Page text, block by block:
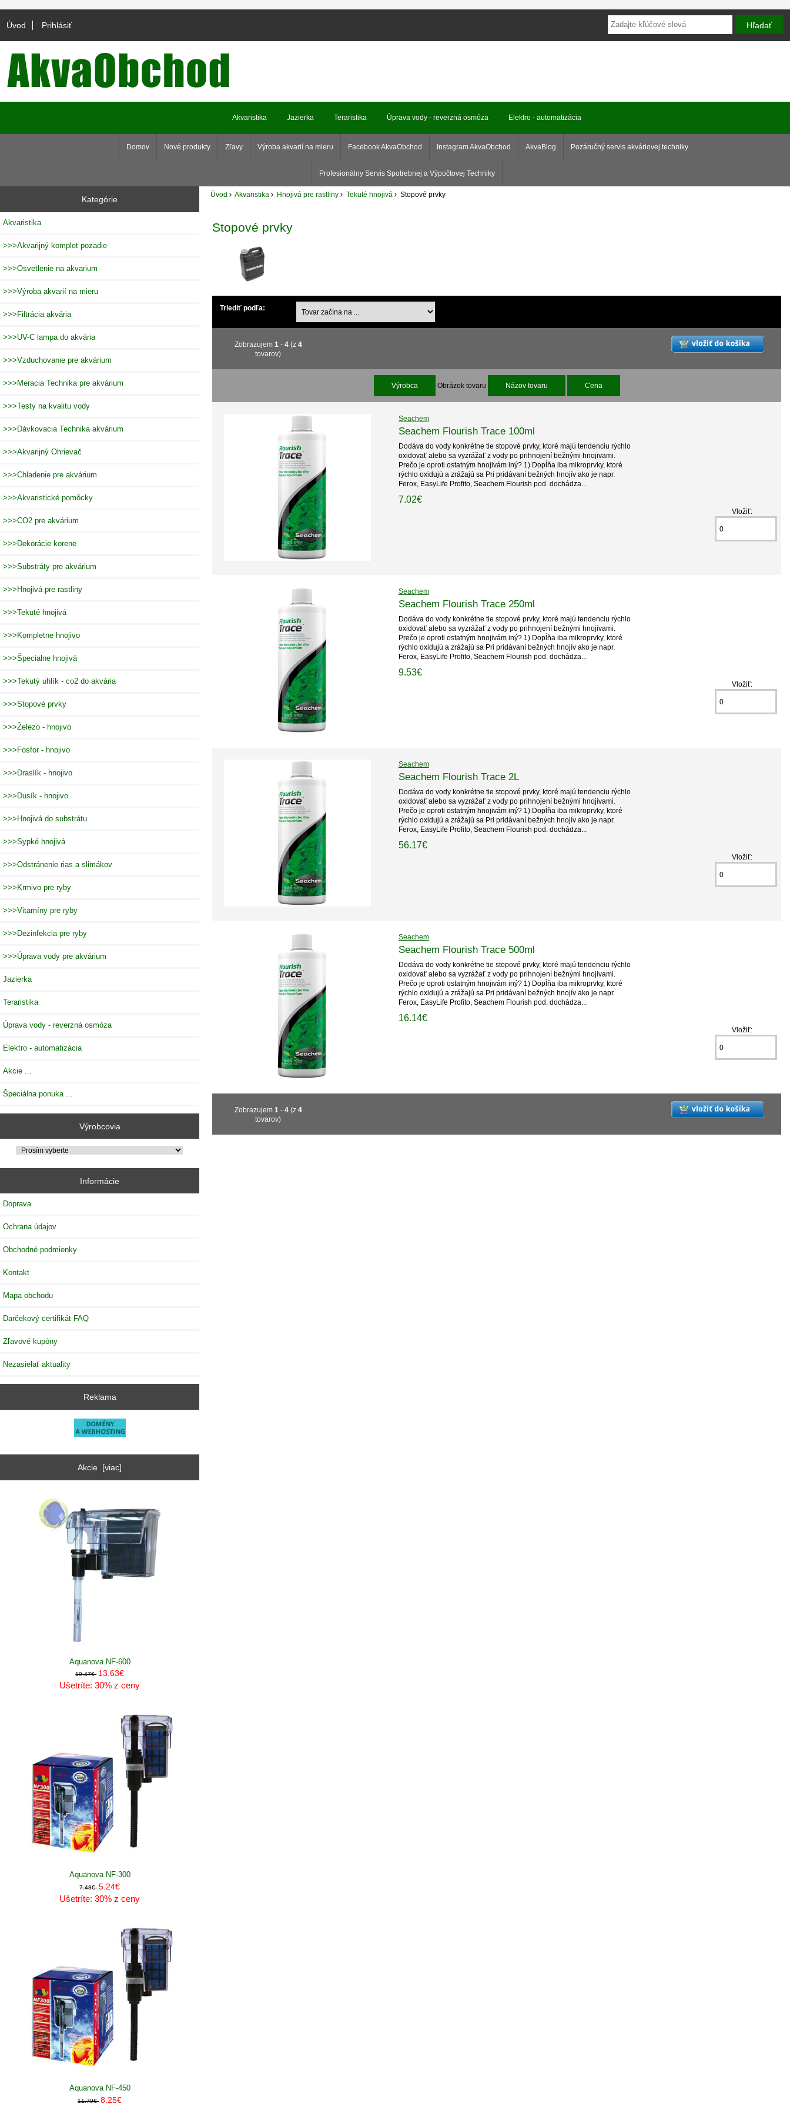
Úvod Prihlásiť
Akvaristika Jazierka Teraristika Úprava vody - reverzná osmóza Elektro - automatizácia
Domov Nové produkty Zľavy Výroba akvarií na mieru Facebook AkvaObchod Instagram AkvaObchod AkvaBlog Pozáručný servis akváriovej techniky
Profesionálny Servis Spotrebnej a Výpočtovej Techniky
Kategórie
Akvaristika
>>>Akvarijný komplet pozadie
>>>Osvetlenie na akvarium
>>>Výroba akvarií na mieru
>>>Filtrácia akvária
>>>UV-C lampa do akvária
>>>Vzduchovanie pre akvárium
>>>Meracia Technika pre akvárium
>>>Testy na kvalitu vody
>>>Dávkovacia Technika akvárium
>>>Akvarijný Ohrievač
>>>Chladenie pre akvárium
>>>Akvaristické pomôcky
>>>CO2 pre akvárium
>>>Dekorácie korene
>>>Substráty pre akvárium
>>>Hnojivá pre rastliny
>>>Tekuté hnojivá
>>>Kompletne hnojivo
>>>Špecialne hnojivá
>>>Tekutý uhlík - co2 do akvária
>>>Stopové prvky
>>>Železo - hnojivo
>>>Fosfor - hnojivo
>>>Draslík - hnojivo
>>>Dusík - hnojivo
>>>Hnojivá do substrátu
>>>Sypké hnojivá
>>>Odstránenie rias a slimákov
>>>Krmivo pre ryby
>>>Vitamíny pre ryby
>>>Dezinfekcia pre ryby
>>>Úprava vody pre akvárium
Jazierka
Teraristika
Úprava vody - reverzná osmóza
Elektro - automatizácia
Akcie ...
Špeciálna ponuka ...
Výrobcovia
Informácie
Doprava
Ochrana údajov
Obchodné podmienky
Kontakt
Mapa obchodu
Darčekový certifikát FAQ
Zľavové kupóny
Nezasielať aktuality
Reklama
Akcie [viac]
Aquanova NF-600
19.47€ 13.63€
Ušetríte: 30% z ceny
Aquanova NF-300
7.48€ 5.24€
Ušetríte: 30% z ceny
Aquanova NF-450
11.79€ 8.25€
Úvod Akvaristika Hnojivá pre rastliny Tekuté hnojivá Stopové prvky
Stopové prvky
Triediť podľa:
Zobrazujem 1 - 4(z 4
tovarov)
Výrobca Obrázok tovaru Názov tovaru Cena
Seachem
Seachem Flourish Trace 100ml
Dodáva do vody konkrétne tie stopové prvky, ktoré majú tendenciu rýchlo
oxidovať alebo sa vyzrážať z vody po prihnojení bežnými hnojivami.
Prečo je oproti ostatným hnojivám iný? 1) Dopĺňa iba mikroprvky, ktoré
rýchlo oxidujú a zrážajú sa Pri pridávaní bežných hnojív ako je napr.
Ferox, EasyLife Profito, Seachem Flourish pod. dochádza...
7.02€
Vložiť:
Seachem
Seachem Flourish Trace 250ml
Dodáva do vody konkrétne tie stopové prvky, ktoré majú tendenciu rýchlo
oxidovať alebo sa vyzrážať z vody po prihnojení bežnými hnojivami.
Prečo je oproti ostatným hnojivám iný? 1) Dopĺňa iba mikroprvky, ktoré
rýchlo oxidujú a zrážajú sa Pri pridávaní bežných hnojív ako je napr.
Ferox, EasyLife Profito, Seachem Flourish pod. dochádza...
9.53€
Vložiť:
Seachem
Seachem Flourish Trace 2L
Dodáva do vody konkrétne tie stopové prvky, ktoré majú tendenciu rýchlo
oxidovať alebo sa vyzrážať z vody po prihnojení bežnými hnojivami.
Prečo je oproti ostatným hnojivám iný? 1) Dopĺňa iba mikroprvky, ktoré
rýchlo oxidujú a zrážajú sa Pri pridávaní bežných hnojív ako je napr.
Ferox, EasyLife Profito, Seachem Flourish pod. dochádza...
56.17€
Vložiť:
Seachem
Seachem Flourish Trace 500ml
Dodáva do vody konkrétne tie stopové prvky, ktoré majú tendenciu rýchlo
oxidovať alebo sa vyzrážať z vody po prihnojení bežnými hnojivami.
Prečo je oproti ostatným hnojivám iný? 1) Dopĺňa iba mikroprvky, ktoré
rýchlo oxidujú a zrážajú sa Pri pridávaní bežných hnojív ako je napr.
Ferox, EasyLife Profito, Seachem Flourish pod. dochádza...
16.14€
Vložiť:
Zobrazujem 1 - 4(z 4
tovarov)